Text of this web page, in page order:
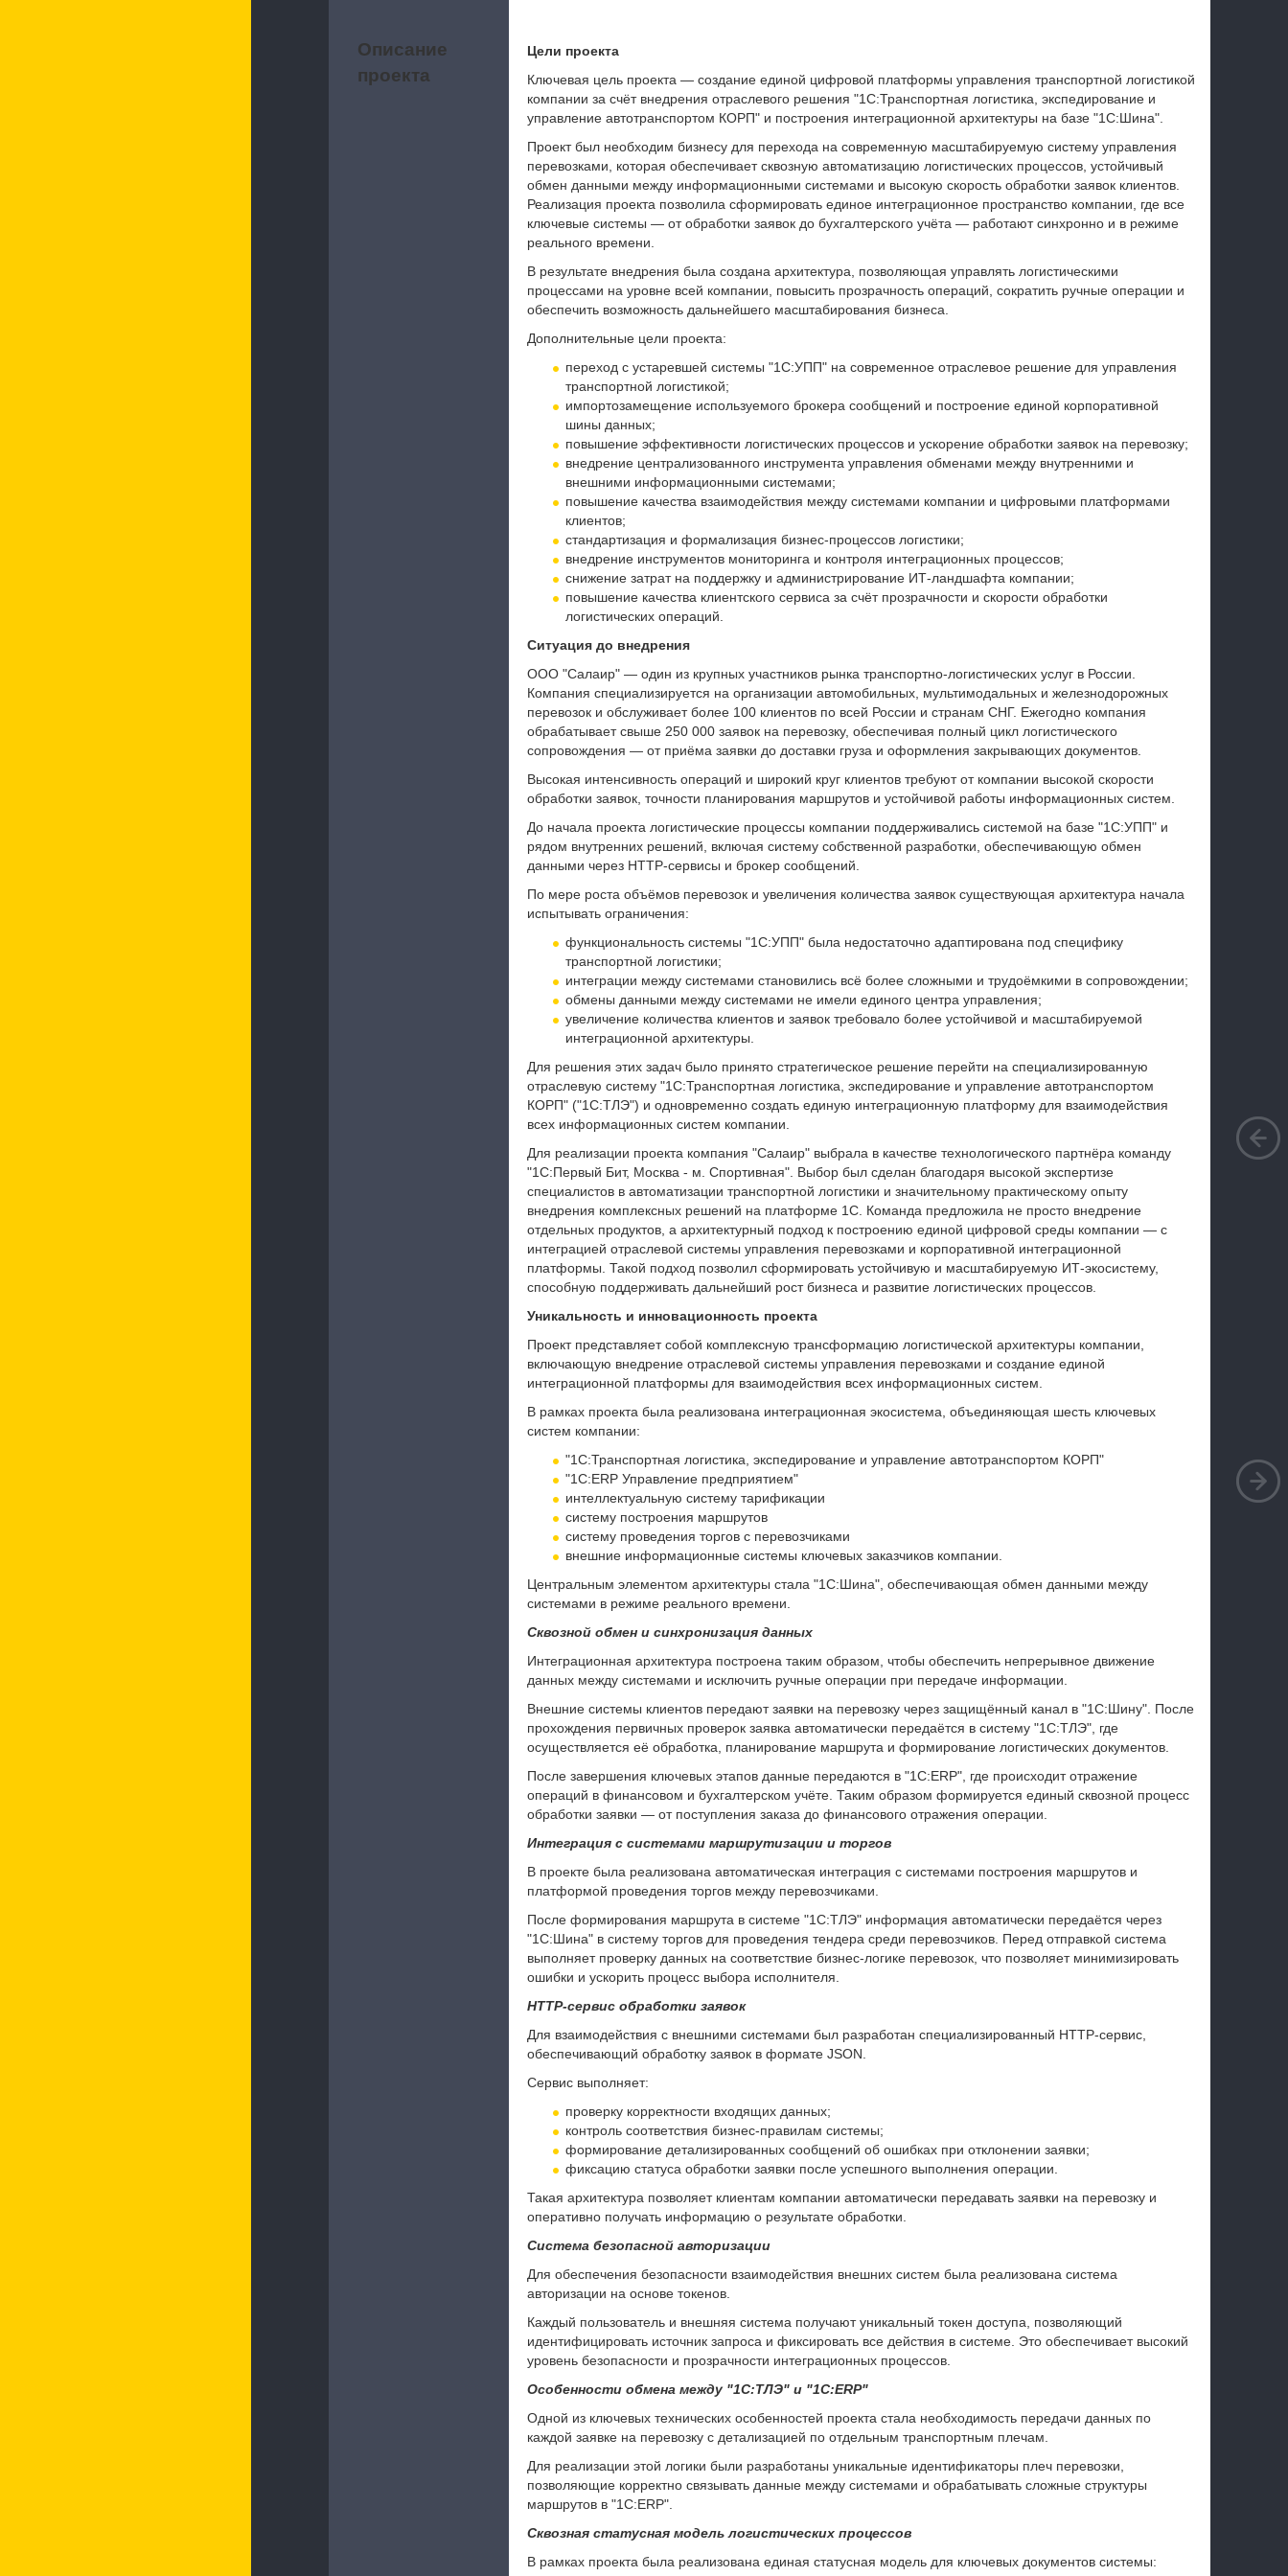
Описание
проекта
Цели проекта
Ключевая цель проекта — создание единой цифровой платформы управления транспортной логистикой
компании за счёт внедрения отраслевого решения "1С:Транспортная логистика, экспедирование и
управление автотранспортом КОРП" и построения интеграционной архитектуры на базе "1С:Шина".
Проект был необходим бизнесу для перехода на современную масштабируемую систему управления
перевозками, которая обеспечивает сквозную автоматизацию логистических процессов, устойчивый
обмен данными между информационными системами и высокую скорость обработки заявок клиентов.
Реализация проекта позволила сформировать единое интеграционное пространство компании, где все
ключевые системы — от обработки заявок до бухгалтерского учёта — работают синхронно и в режиме
реального времени.
В результате внедрения была создана архитектура, позволяющая управлять логистическими
процессами на уровне всей компании, повысить прозрачность операций, сократить ручные операции и
обеспечить возможность дальнейшего масштабирования бизнеса.
Дополнительные цели проекта:
переход с устаревшей системы "1С:УПП" на современное отраслевое решение для управления
транспортной логистикой;
импортозамещение используемого брокера сообщений и построение единой корпоративной
шины данных;
повышение эффективности логистических процессов и ускорение обработки заявок на перевозку;
внедрение централизованного инструмента управления обменами между внутренними и
внешними информационными системами;
повышение качества взаимодействия между системами компании и цифровыми платформами
клиентов;
стандартизация и формализация бизнес-процессов логистики;
внедрение инструментов мониторинга и контроля интеграционных процессов;
снижение затрат на поддержку и администрирование ИТ-ландшафта компании;
повышение качества клиентского сервиса за счёт прозрачности и скорости обработки
логистических операций.
Ситуация до внедрения
ООО "Салаир" — один из крупных участников рынка транспортно-логистических услуг в России.
Компания специализируется на организации автомобильных, мультимодальных и железнодорожных
перевозок и обслуживает более 100 клиентов по всей России и странам СНГ. Ежегодно компания
обрабатывает свыше 250 000 заявок на перевозку, обеспечивая полный цикл логистического
сопровождения — от приёма заявки до доставки груза и оформления закрывающих документов.
Высокая интенсивность операций и широкий круг клиентов требуют от компании высокой скорости
обработки заявок, точности планирования маршрутов и устойчивой работы информационных систем.
До начала проекта логистические процессы компании поддерживались системой на базе "1С:УПП" и
рядом внутренних решений, включая систему собственной разработки, обеспечивающую обмен
данными через HTTP-сервисы и брокер сообщений.
По мере роста объёмов перевозок и увеличения количества заявок существующая архитектура начала
испытывать ограничения:
функциональность системы "1С:УПП" была недостаточно адаптирована под специфику
транспортной логистики;
интеграции между системами становились всё более сложными и трудоёмкими в сопровождении;
обмены данными между системами не имели единого центра управления;
увеличение количества клиентов и заявок требовало более устойчивой и масштабируемой
интеграционной архитектуры.
Для решения этих задач было принято стратегическое решение перейти на специализированную
отраслевую систему "1С:Транспортная логистика, экспедирование и управление автотранспортом
КОРП" ("1С:ТЛЭ") и одновременно создать единую интеграционную платформу для взаимодействия
всех информационных систем компании.
Для реализации проекта компания "Салаир" выбрала в качестве технологического партнёра команду
"1С:Первый Бит, Москва - м. Спортивная". Выбор был сделан благодаря высокой экспертизе
специалистов в автоматизации транспортной логистики и значительному практическому опыту
внедрения комплексных решений на платформе 1С. Команда предложила не просто внедрение
отдельных продуктов, а архитектурный подход к построению единой цифровой среды компании — с
интеграцией отраслевой системы управления перевозками и корпоративной интеграционной
платформы. Такой подход позволил сформировать устойчивую и масштабируемую ИТ-экосистему,
способную поддерживать дальнейший рост бизнеса и развитие логистических процессов.
Уникальность и инновационность проекта
Проект представляет собой комплексную трансформацию логистической архитектуры компании,
включающую внедрение отраслевой системы управления перевозками и создание единой
интеграционной платформы для взаимодействия всех информационных систем.
В рамках проекта была реализована интеграционная экосистема, объединяющая шесть ключевых
систем компании:
"1С:Транспортная логистика, экспедирование и управление автотранспортом КОРП"
"1С:ERP Управление предприятием"
интеллектуальную систему тарификации
систему построения маршрутов
систему проведения торгов с перевозчиками
внешние информационные системы ключевых заказчиков компании.
Центральным элементом архитектуры стала "1С:Шина", обеспечивающая обмен данными между
системами в режиме реального времени.
Сквозной обмен и синхронизация данных
Интеграционная архитектура построена таким образом, чтобы обеспечить непрерывное движение
данных между системами и исключить ручные операции при передаче информации.
Внешние системы клиентов передают заявки на перевозку через защищённый канал в "1С:Шину". После
прохождения первичных проверок заявка автоматически передаётся в систему "1С:ТЛЭ", где
осуществляется её обработка, планирование маршрута и формирование логистических документов.
После завершения ключевых этапов данные передаются в "1С:ERP", где происходит отражение
операций в финансовом и бухгалтерском учёте. Таким образом формируется единый сквозной процесс
обработки заявки — от поступления заказа до финансового отражения операции.
Интеграция с системами маршрутизации и торгов
В проекте была реализована автоматическая интеграция с системами построения маршрутов и
платформой проведения торгов между перевозчиками.
После формирования маршрута в системе "1С:ТЛЭ" информация автоматически передаётся через
"1С:Шина" в систему торгов для проведения тендера среди перевозчиков. Перед отправкой система
выполняет проверку данных на соответствие бизнес-логике перевозок, что позволяет минимизировать
ошибки и ускорить процесс выбора исполнителя.
HTTP-сервис обработки заявок
Для взаимодействия с внешними системами был разработан специализированный HTTP-сервис,
обеспечивающий обработку заявок в формате JSON.
Сервис выполняет:
проверку корректности входящих данных;
контроль соответствия бизнес-правилам системы;
формирование детализированных сообщений об ошибках при отклонении заявки;
фиксацию статуса обработки заявки после успешного выполнения операции.
Такая архитектура позволяет клиентам компании автоматически передавать заявки на перевозку и
оперативно получать информацию о результате обработки.
Система безопасной авторизации
Для обеспечения безопасности взаимодействия внешних систем была реализована система
авторизации на основе токенов.
Каждый пользователь и внешняя система получают уникальный токен доступа, позволяющий
идентифицировать источник запроса и фиксировать все действия в системе. Это обеспечивает высокий
уровень безопасности и прозрачности интеграционных процессов.
Особенности обмена между "1С:ТЛЭ" и "1С:ERP"
Одной из ключевых технических особенностей проекта стала необходимость передачи данных по
каждой заявке на перевозку с детализацией по отдельным транспортным плечам.
Для реализации этой логики были разработаны уникальные идентификаторы плеч перевозки,
позволяющие корректно связывать данные между системами и обрабатывать сложные структуры
маршрутов в "1С:ERP".
Сквозная статусная модель логистических процессов
В рамках проекта была реализована единая статусная модель для ключевых документов системы: